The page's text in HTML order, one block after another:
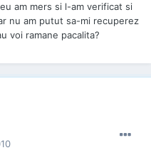
am mers si l-am verificat si
nu am putut sa-mi recuperez
voi ramane pacalita?